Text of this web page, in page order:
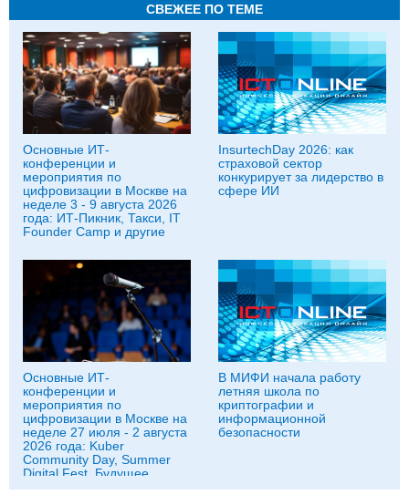
СВЕЖЕЕ ПО ТЕМЕ
Основные ИТ-
конференции и
мероприятия по
цифровизации в Москве на
неделе 3 - 9 августа 2026
года: ИТ-Пикник, Такси, IT
Founder Camp и другие
InsurtechDay 2026: как
страховой сектор
конкурирует за лидерство в
сфере ИИ
Основные ИТ-
конференции и
мероприятия по
цифровизации в Москве на
неделе 27 июля - 2 августа
2026 года: Kuber
Community Day, Summer
Digital Fest, Будущее
исследований в
В МИФИ начала работу
летняя школа по
криптографии и
информационной
безопасности